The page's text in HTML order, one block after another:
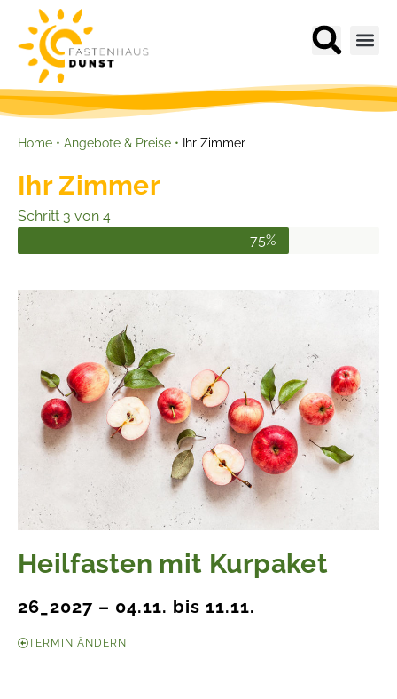
Home • Angebote & Preise • Ihr Zimmer
Ihr Zimmer
Schritt 3 von 4
75%
Heilfasten mit Kurpaket
26_2027 – 04.11. bis 11.11.
TERMIN ÄNDERN